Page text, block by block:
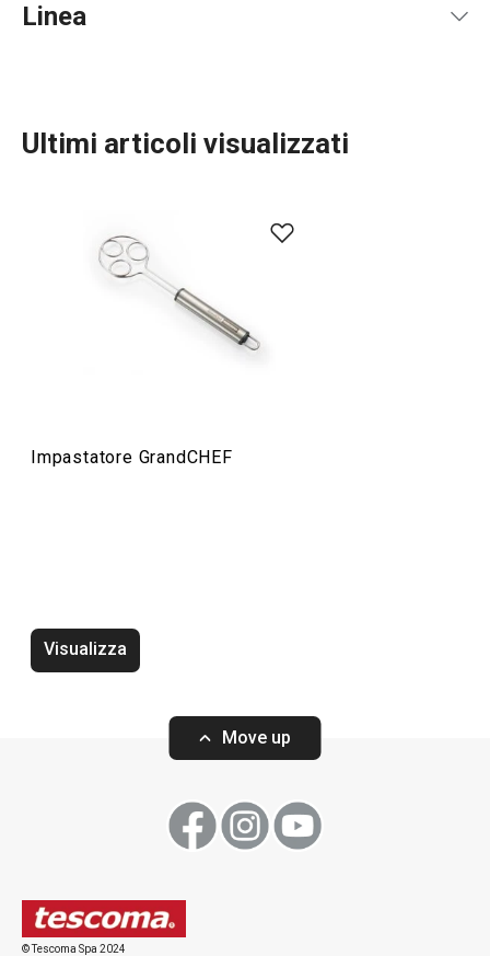
Linea
Preparazione degli alimenti
Elettrodomestici
Ultimi articoli visualizzati
Impastatore GrandCHEF
Visualizza
Move up
© Tescoma Spa 2024